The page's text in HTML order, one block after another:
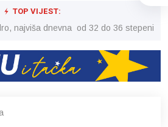
TOP VIJEST:
najviša dnevna od 32 do 36 stepeni